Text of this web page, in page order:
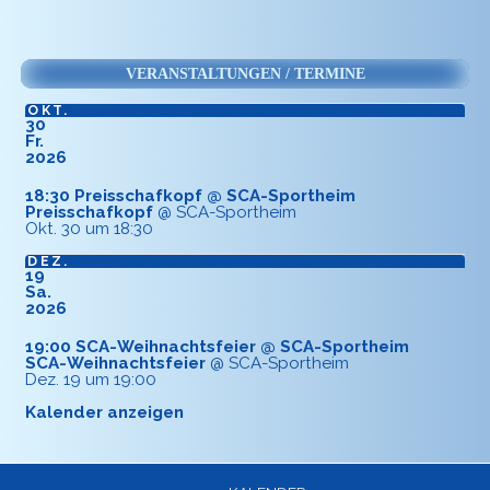
VERANSTALTUNGEN / TERMINE
OKT.
30
Fr.
2026
18:30 Preisschafkopf @ SCA-Sportheim
Preisschafkopf @ SCA-Sportheim
Okt. 30 um 18:30
DEZ.
19
Sa.
2026
19:00 SCA-Weihnachtsfeier @ SCA-Sportheim
SCA-Weihnachtsfeier @ SCA-Sportheim
Dez. 19 um 19:00
Kalender anzeigen